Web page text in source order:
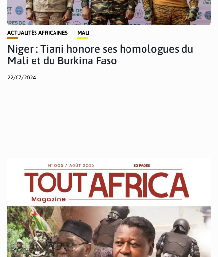
ACTUALITÉS AFRICAINES MALI
Niger : Tiani honore ses homologues du
Mali et du Burkina Faso
22/07/2024